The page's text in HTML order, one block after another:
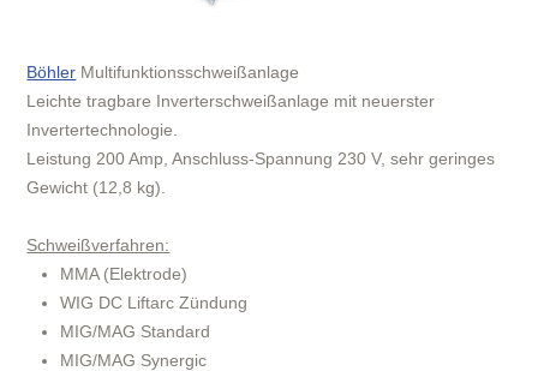
Böhler Multifunktionsschweißanlage
Leichte tragbare Inverterschweißanlage mit neuerster
Invertertechnologie.
Leistung 200 Amp, Anschluss-Spannung 230 V, sehr geringes
Gewicht (12,8 kg).
Schweißverfahren:
MMA (Elektrode)
WIG DC Liftarc Zündung
MIG/MAG Standard
MIG/MAG Synergic